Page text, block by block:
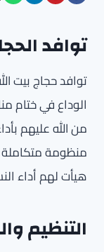
توافد
توافد حجاج بيت
الوداع في ختام
من الله عليهم
منظومة متكاملة
هيأت لهم أداء
التنظيم